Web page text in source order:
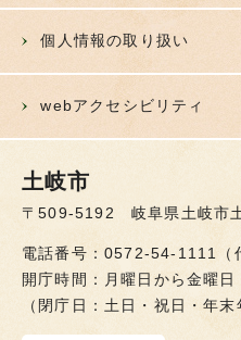
個人情報の取り扱い
webアクセシビリティ
土岐市
〒509-5192 岐阜県土岐市
電話番号：0572-54-1111（
開庁時間：月曜日から金曜
（閉庁日：土日・祝日・年末